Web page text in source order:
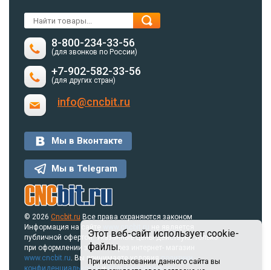
Этот веб-сайт использует cookie-
файлы.
При использовании данного сайта вы
8-800-234-33-56
(для звонков по России)
+7-902-582-33-56
(для других стран)
info@cncbit.ru
Мы в Вконтакте
Мы в Telegram
© 2026 Cncbit.ru Все права охраняются законом
Информация на сайте
www.cncbit.ru
публичной офертой. Указанные цены действуют только
при оформлении заказа через интернет- магазин
www.cncbit.ru. Вы принимаете условияполитики
конфиденциальностии пользовательского